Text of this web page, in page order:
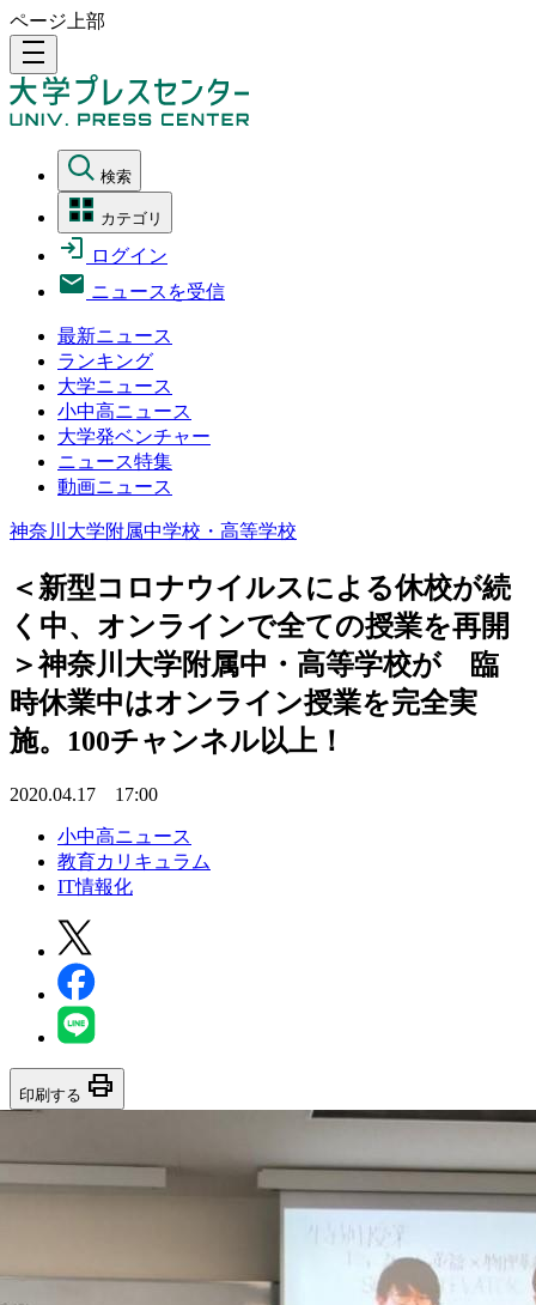
ページ上部
density_medium
検索
カテゴリ
ログイン
ニュースを受信
最新ニュース
ランキング
大学ニュース
小中高ニュース
大学発ベンチャー
ニュース特集
動画ニュース
神奈川大学附属中学校・高等学校
＜新型コロナウイルスによる休校が続
く中、オンラインで全ての授業を再開
＞神奈川大学附属中・高等学校が 臨
時休業中はオンライン授業を完全実
施。100チャンネル以上！
2020.04.17 17:00
小中高ニュース
教育カリキュラム
IT情報化
印刷する print